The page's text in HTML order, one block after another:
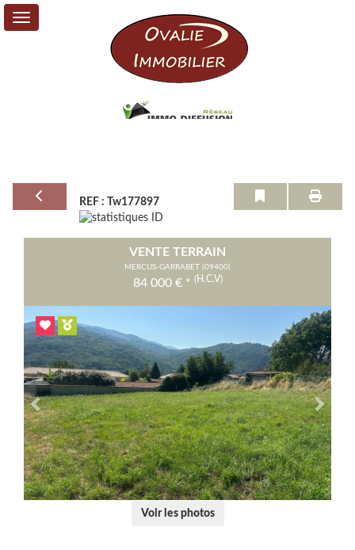
+
REF : Tw177897
VENTE TERRAIN
MERCUS-GARRABET (09400)
84 000 € * (H.C.V)
Previous Next
Voir les photos